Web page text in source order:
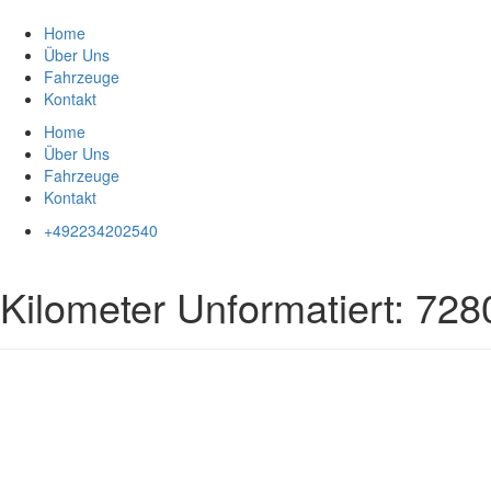
Inhalt
springen
Home
Über Uns
Fahrzeuge
Kontakt
Home
Über Uns
Fahrzeuge
Kontakt
+492234202540
Kilometer Unformatiert: